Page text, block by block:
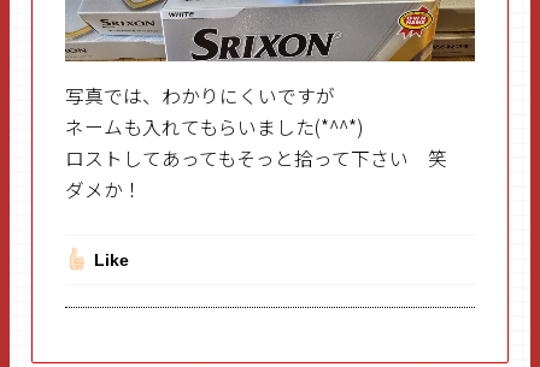
写真では、わかりにくいですが
ネームも入れてもらいました(*^^*)
ロストしてあってもそっと拾って下さい 笑
ダメか！
Like